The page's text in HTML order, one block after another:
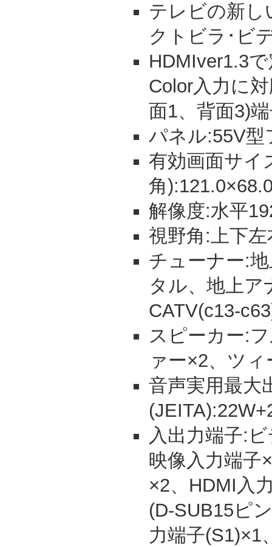
テレビの新し
クトビラ･ビ
HDMIver1.3
Color入力に
面1、背面3)
パネル:55V型
有効画面サイ
角
解像度:水平
視野角:上下
チューナー:
タル、地上ア
CATV(c13-
スピーカー:
ァー×2、ツ
音声実用最大
入出力端子:
映像入力端子
×2、HDMI入
(D-SUB15ピ
力端子(S1)×1